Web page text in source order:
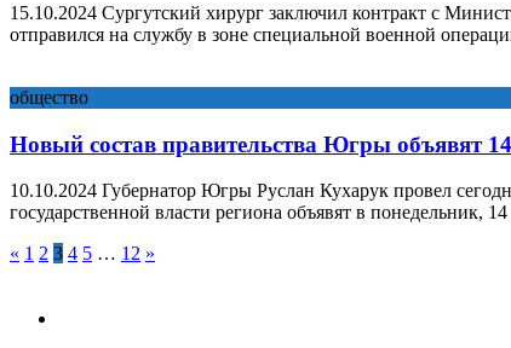
15.10.2024 Сургутский хирург заключил контракт с
отправился на службу в зоне специальной военной
общество
Новый состав правительства Югры объявят
10.10.2024 Губернатор Югры Руслан Кухарук провел
государственной власти региона объявят в понедельник,
« 1 2 3 4 5 … 12 »